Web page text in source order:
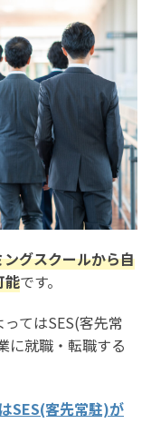
ラミングスクール
転職支援が手厚い
ている
ラミングスクール
ラミングスクール
グスクールから自
能です。
てはSES(客先常
に就職・転職する
SES(客先常駐)が